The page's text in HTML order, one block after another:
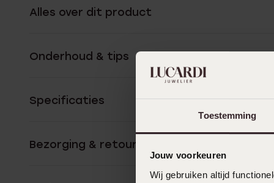
Toestemming
Jouw voorkeuren
Wij gebruiken altijd
Alles over dit product
Onderhoud & tips
Specificaties
Bezorging & retourneren